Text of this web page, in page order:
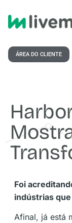
ÁREA DO CLIENTE
Foi
indústrias
Afinal, já está